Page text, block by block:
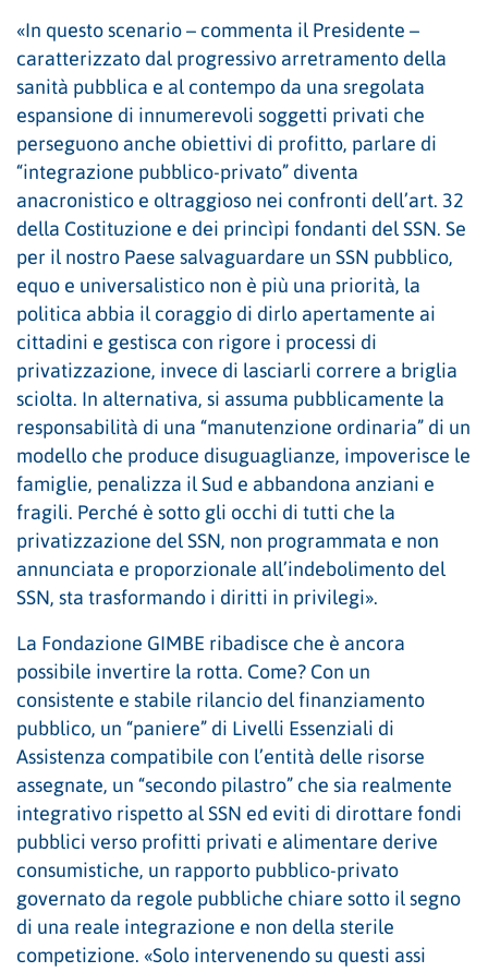
«In questo scenario – commenta il Presidente –
caratterizzato dal progressivo arretramento della
sanità pubblica e al contempo da una sregolata
espansione di innumerevoli soggetti privati che
perseguono anche obiettivi di profitto, parlare di
“integrazione pubblico-privato” diventa
anacronistico e oltraggioso nei confronti dell’art. 32
della Costituzione e dei princìpi fondanti del SSN. Se
per il nostro Paese salvaguardare un SSN pubblico,
equo e universalistico non è più una priorità, la
politica abbia il coraggio di dirlo apertamente ai
cittadini e gestisca con rigore i processi di
privatizzazione, invece di lasciarli correre a briglia
sciolta. In alternativa, si assuma pubblicamente la
responsabilità di una “manutenzione ordinaria” di un
modello che produce disuguaglianze, impoverisce le
famiglie, penalizza il Sud e abbandona anziani e
fragili. Perché è sotto gli occhi di tutti che la
privatizzazione del SSN, non programmata e non
annunciata e proporzionale all’indebolimento del
SSN, sta trasformando i diritti in privilegi».
La Fondazione GIMBE ribadisce che è ancora
possibile invertire la rotta. Come? Con un
consistente e stabile rilancio del finanziamento
pubblico, un “paniere” di Livelli Essenziali di
Assistenza compatibile con l’entità delle risorse
assegnate, un “secondo pilastro” che sia realmente
integrativo rispetto al SSN ed eviti di dirottare fondi
pubblici verso profitti privati e alimentare derive
consumistiche, un rapporto pubblico-privato
governato da regole pubbliche chiare sotto il segno
di una reale integrazione e non della sterile
competizione. «Solo intervenendo su questi assi